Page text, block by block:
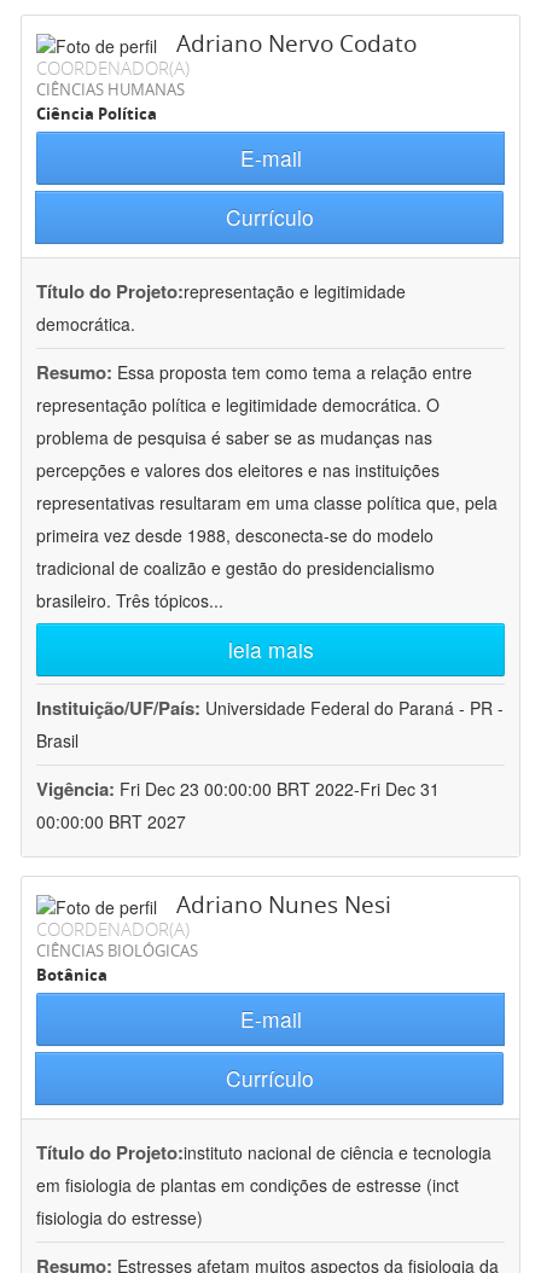
Adriano Nervo Codato
COORDENADOR(A)
CIÊNCIAS HUMANAS
Ciência Política
E-mail
Currículo
Título do Projeto:representação e legitimidade
democrática.
Resumo: Essa proposta tem como tema a relação entre
representação política e legitimidade democrática. O
problema de pesquisa é saber se as mudanças nas
percepções e valores dos eleitores e nas instituições
representativas resultaram em uma classe política que, pela
primeira vez desde 1988, desconecta-se do modelo
tradicional de coalizão e gestão do presidencialismo
brasileiro. Três tópicos...
leia mais
Instituição/UF/País: Universidade Federal do Paraná - PR -
Brasil
Vigência: Fri Dec 23 00:00:00 BRT 2022-Fri Dec 31
00:00:00 BRT 2027
Adriano Nunes Nesi
COORDENADOR(A)
CIÊNCIAS BIOLÓGICAS
Botânica
E-mail
Currículo
Título do Projeto:instituto nacional de ciência e tecnologia
em fisiologia de plantas em condições de estresse (inct
fisiologia do estresse)
Resumo: Estresses afetam muitos aspectos da fisiologia da